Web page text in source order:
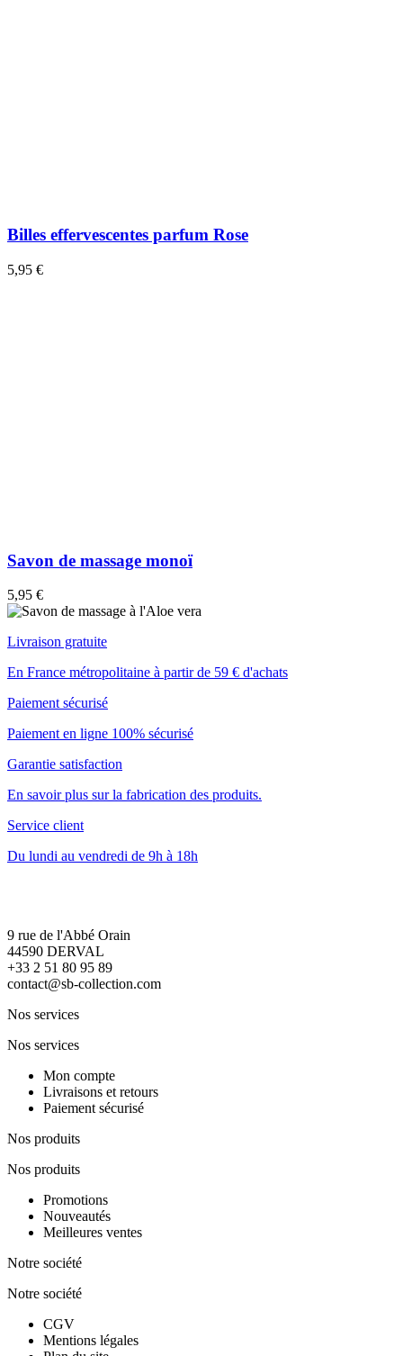
Billes effervescentes parfum Rose
5,95 €
Savon de massage monoï
5,95 €
Livraison gratuite
En France métropolitaine à partir de 59 € d'achats
Paiement sécurisé
Paiement en ligne 100% sécurisé
Garantie satisfaction
En savoir plus sur la fabrication des produits.
Service client
Du lundi au vendredi de 9h à 18h
9 rue de l'Abbé Orain
44590 DERVAL
+33 2 51 80 95 89
contact@sb-collection.com
Nos services
Nos services
Mon compte
Livraisons et retours
Paiement sécurisé
Nos produits
Nos produits
Promotions
Nouveautés
Meilleures ventes
Notre société
Notre société
CGV
Mentions légales